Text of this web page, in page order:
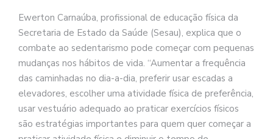
Ewerton Carnaúba, profissional de educação física da
Secretaria de Estado da Saúde (Sesau), explica que o
combate ao sedentarismo pode começar com pequenas
mudanças nos hábitos de vida. “Aumentar a frequência
das caminhadas no dia-a-dia, preferir usar escadas a
elevadores, escolher uma atividade física de preferência,
usar vestuário adequado ao praticar exercícios físicos
são estratégias importantes para quem quer começar a